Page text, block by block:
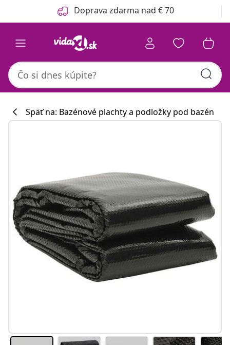
Predchádzajúce Doprava zdarma nad € 70
Späť na: Bazénové plachty a podložky pod bazén